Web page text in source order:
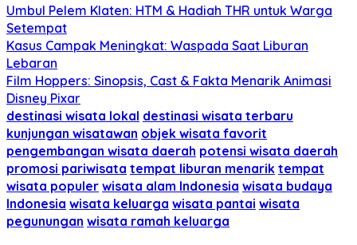
Umbul Pelem Klaten: HTM & Hadiah THR untuk Warga
Setempat
Kasus Campak Meningkat: Waspada Saat Liburan
Lebaran
Film Hoppers: Sinopsis, Cast & Fakta Menarik Animasi
Disney Pixar
destinasi wisata lokal destinasi wisata terbaru
kunjungan wisatawan objek wisata favorit
pengembangan wisata daerah potensi wisata daerah
promosi pariwisata tempat liburan menarik tempat
wisata populer wisata alam Indonesia wisata budaya
Indonesia wisata keluarga wisata pantai wisata
pegunungan wisata ramah keluarga